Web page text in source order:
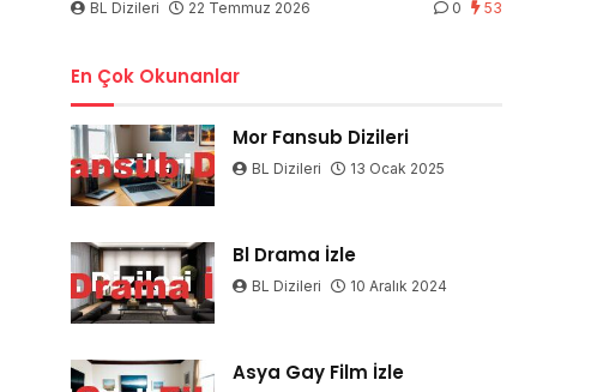
BL Dizileri 22 Temmuz 2026 0 53
En Çok Okunanlar
Mor Fansub Dizileri
BL Dizileri 13 Ocak 2025
Bl Drama İzle
BL Dizileri 10 Aralık 2024
Asya Gay Film İzle